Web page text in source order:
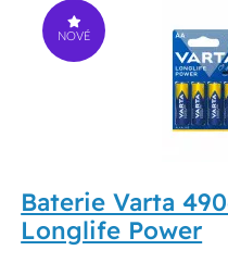
NOVÉ
Baterie Varta
Longlife Power